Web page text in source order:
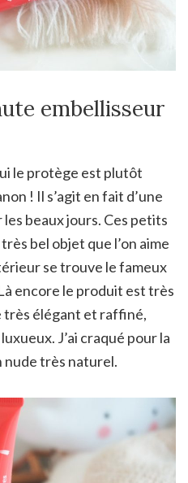
embellisseur
le protège est plutôt
! Il s’agit en fait d’une
beaux jours. Ces petits
bel objet que l’on aime
se trouve le fameux
encore le produit est très
très élégant et raffiné,
J’ai craqué pour la
nude très naturel.